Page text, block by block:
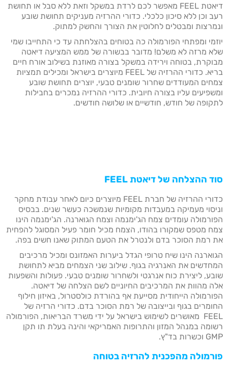
דיאטת FEEL מאפשר לכם לרדת במשקל וזאת ללא סבל או תחושת
רעב וכן ללא סיכון כלכלי. כדורי ההרזיה מעניקים תחושת שובע
ונמרצות ומבטלים לחלוטין את הצורך והחשק למתוק.
יוזמי ומפתחי הפורמולה כה בטוחים בהצלחתה עד כי התחייבו שמי
שלא מרזה לא משלם! מדובר בבשורה של ממש המציעה דיאטה
מבוקרת, בטוחה וירידה במשקל בצורה מאוזנת בשילוב אורח חיים
בריא. כדורי ההרזיה של FEEL מיוצרים בישראל ומכילים תמציות
צמחים המעודדים שחרור שומנים טבעי, יוצרים תחושת שובע
ומשפיעים עליו בצורה חיובית. כדורי ההרזיה נמכרים בחבילות
לתקופה של חודש, חודשיים או שלושה חודשים.
סוד ההצלחה של דיאטתFEEL
כדורי ההרזיה של חברת FEEL מיוצרים כיום לאחר עבודת מחקר
וניסוי מעמיקה במעבדות מקומיות שנמשכה כעשר שנים. בבסיס
הפורמולה עומדים צמח הג'ימנמה וצמח הגוארנה. הג'ימנמה הינו
צמח מטפס שמקורו בהודו, הצמח מכיל חומר פעיל המסוגל להפחית
את רמת הסוכר בדם ולנטרל את הטעם המתוק שאנו חשים בפה.
הגוארנה הינו שיח טרופי הגדל ביערות האמזונס ומכיל מרכיבים
המחדשים את האנרגיה בגוף. שילוב שני הצמחים מביא לתחושת
שובע, ליצירת כוח אנרגטי ולשחרור שומנים טבעי. פעולות והשפעות
אלה מהוות את המרכיבים החיוניים לשם הצלחה של דיאטה.
הפורמולה הייחודית מסייעת אף בהורדת כולסטרול, באיזון חילוף
החומרים בגוף ובייצובה של רמת הסוכר בדם. כדורי הרזיה של
FEEL מאושרים לשימוש בישראל על ידי משרד הבריאות, הפורמולה
רשומה במנהל המזון והתרופות האמריקאי והינה בעלת תו תקן
GMP וכשרות בד"ץ.
פורמולה מהפכנית להרזיה בטוחה